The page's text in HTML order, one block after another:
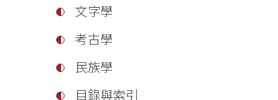
文字學
考古學
民族學
目錄與索引